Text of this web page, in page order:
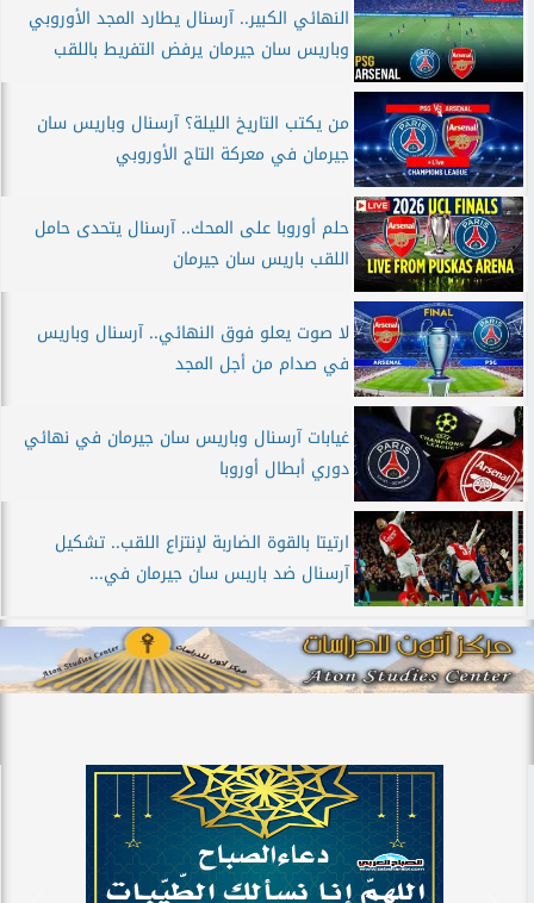
النهائي الكبير.. آرسنال يطارد المجد الأوروبي
وباريس سان جيرمان يرفض التفريط باللقب
من يكتب التاريخ الليلة؟ آرسنال وباريس سان
جيرمان في معركة التاج الأوروبي
حلم أوروبا على المحك.. آرسنال يتحدى حامل
اللقب باريس سان جيرمان
لا صوت يعلو فوق النهائي.. آرسنال وباريس
في صدام من أجل المجد
غيابات آرسنال وباريس سان جيرمان في نهائي
دوري أبطال أوروبا
ارتيتا بالقوة الضاربة لإنتزاع اللقب.. تشكيل
آرسنال ضد باريس سان جيرمان في...